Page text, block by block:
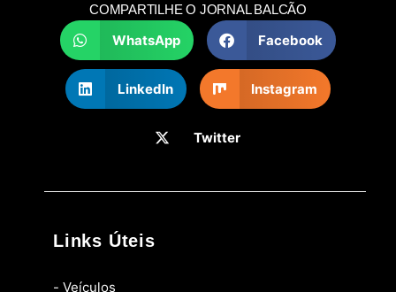
COMPARTILHE O JORNAL BALCÃO
WhatsApp Facebook
LinkedIn Instagram
Twitter
Links Úteis
- Veículos